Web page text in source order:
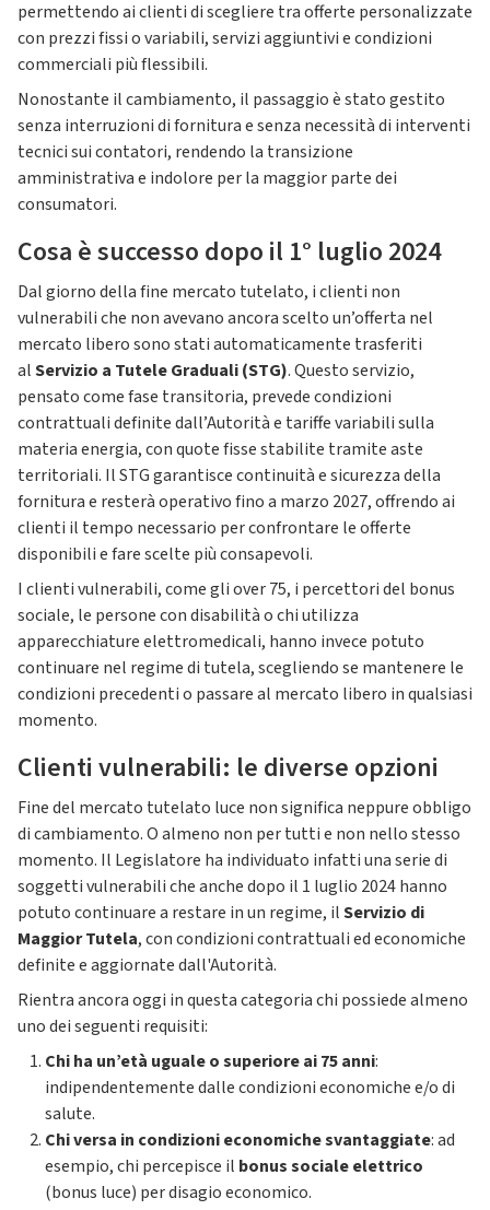
permettendo ai clienti di scegliere tra offerte personalizzate
con prezzi fissi o variabili, servizi aggiuntivi e condizioni
commerciali più flessibili.
Nonostante il cambiamento, il passaggio è stato gestito
senza interruzioni di fornitura e senza necessità di interventi
tecnici sui contatori, rendendo la transizione
amministrativa e indolore per la maggior parte dei
consumatori.
Cosa è successo dopo il 1° luglio 2024
Dal giorno della fine mercato tutelato, i clienti non
vulnerabili che non avevano ancora scelto un’offerta nel
mercato libero sono stati automaticamente trasferiti
alServizio a Tutele Graduali (STG). Questo servizio,
pensato come fase transitoria, prevede condizioni
contrattuali definite dall’Autorità e tariffe variabili sulla
materia energia, con quote fisse stabilite tramite aste
territoriali. Il STG garantisce continuità e sicurezza della
fornitura e resterà operativo fino a marzo 2027, offrendo ai
clienti il tempo necessario per confrontare le offerte
disponibili e fare scelte più consapevoli.
I clienti vulnerabili, come gli over 75, i percettori del bonus
sociale, le persone con disabilità o chi utilizza
apparecchiature elettromedicali, hanno invece potuto
continuare nel regime di tutela, scegliendo se mantenere le
condizioni precedenti o passare al mercato libero in qualsiasi
momento.
Clienti vulnerabili: le diverse opzioni
Fine del mercato tutelato luce non significa neppure obbligo
di cambiamento. O almeno non per tutti e non nello stesso
momento. Il Legislatore ha individuato infatti una serie di
soggetti vulnerabili che anche dopo il 1 luglio 2024 hanno
potuto continuare a restare in un regime, ilServizio di
Maggior Tutela, con condizioni contrattuali ed economiche
definite e aggiornate dall'Autorità.
Rientra ancora oggi in questa categoria chi possiede almeno
uno dei seguenti requisiti:
Chi ha un’età uguale o superiore ai 75 anni:
indipendentemente dalle condizioni economiche e/o di
salute.
Chi versa in condizioni economiche svantaggiate: ad
esempio, chi percepisce il bonus sociale elettrico
(bonus luce) per disagio economico.